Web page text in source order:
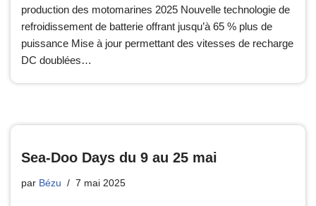
production des motomarines 2025 Nouvelle technologie de
refroidissement de batterie offrant jusqu’à 65 % plus de
puissance Mise à jour permettant des vitesses de recharge
DC doublées…
Sea-Doo Days du 9 au 25 mai
par Bézu 7 mai 2025